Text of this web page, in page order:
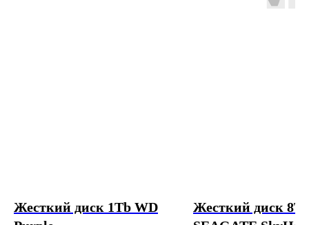
Жесткий диск 1Tb WD
Жесткий диск